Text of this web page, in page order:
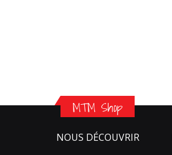
MTM Shop
NOUS DÉCOUVRIR